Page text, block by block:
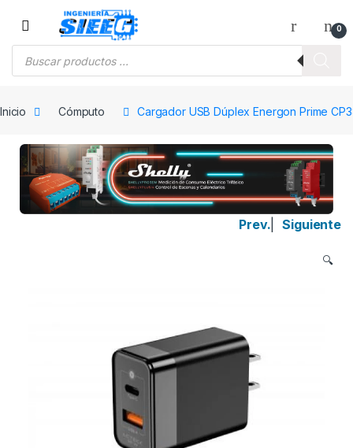
Saltar a la navegación
Saltar al contenido
0
Inicio Cómputo Cargador USB Dúplex Energon Prime
Prev. Siguiente
🔍